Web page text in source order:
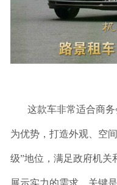
这款车非常适合商务
为优势，打造外观、空
级”地位，满足政府机关
展示实力的需求。关键